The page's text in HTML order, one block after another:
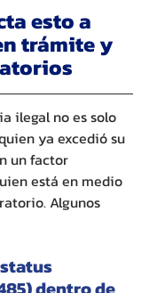
esto a
trámite y
ilegal no es solo
ya excedió su
un factor
está en medio
Algunos